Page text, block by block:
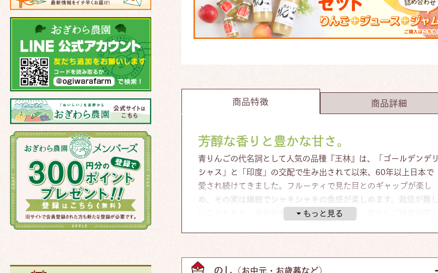
商品特徴 商品詳細
芳醇な香りと豊かな甘さ。
青りんごの代名詞として人気の品種『王林』は、「ゴールデンデリ
シャス」と「印度」の交配で生み出されて以来、60年以上日本で
愛され続けてきました。フルーティで見た目とのギャップが楽し
め、その実は繊細でシャキシャキの食感が楽しめます。栽培が難し
いこともあり、近年生産量は減っていますが、青りんご独自の芳し
のし （お中元・お歳暮など）